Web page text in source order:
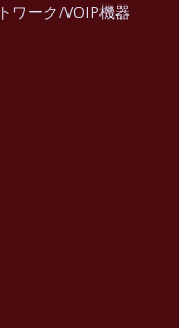
ワーク/VOIP機器